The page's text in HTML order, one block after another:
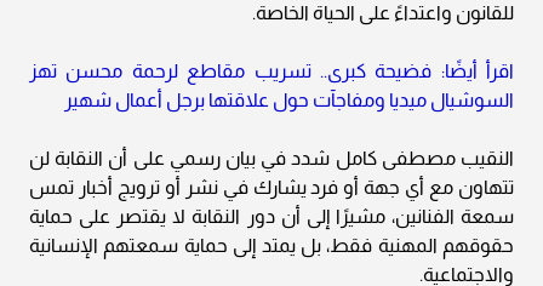
للقانون واعتداءً على الحياة الخاصة.
اقرأ أيضًا: فضيحة كبرى.. تسريب مقاطع لرحمة محسن تهز
السوشيال ميديا ومفاجآت حول علاقتها برجل أعمال شهير
النقيب مصطفى كامل شدد في بيان رسمي على أن النقابة لن
تتهاون مع أي جهة أو فرد يشارك في نشر أو ترويج أخبار تمس
سمعة الفنانين، مشيرًا إلى أن دور النقابة لا يقتصر على حماية
حقوقهم المهنية فقط، بل يمتد إلى حماية سمعتهم الإنسانية
والاجتماعية.